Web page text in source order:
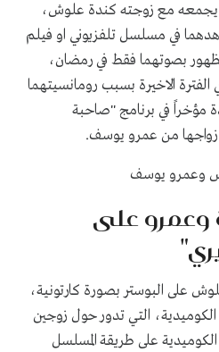
مع زوجته كندة علوش،
في مسلسل تلفزيوني او فيلم
بصوتهما فقط في رمضان،
الاخيرة بسبب رومانسيتهما
في برنامج "صاحبة
من عمرو يوسف.
على
البوستر بصورة كارتونية،
التي تدور حول زوجين
على طريقة المسلسل